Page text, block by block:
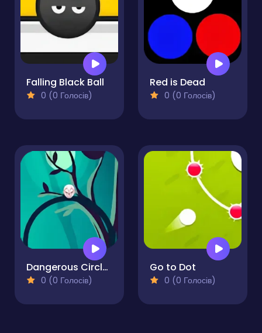
Falling Black Ball
0 (0 Голосів)
Red is Dead
0 (0 Голосів)
Dangerous Circle Online
0 (0 Голосів)
Go to Dot
0 (0 Голосів)